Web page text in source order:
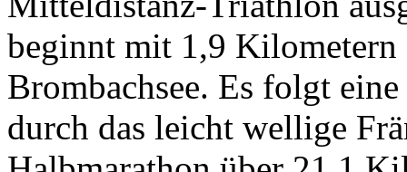
beginnt mit 1,9
Brombachsee. Es folgt
durch das leicht wellige